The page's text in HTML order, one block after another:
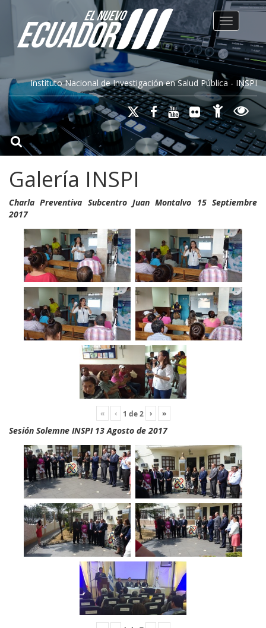
Instituto Nacional de Investigación en Salud Pública - INSPI
Toggle
Galería INSPI
Charla Preventiva Subcentro Juan Montalvo 15 Septiembre
2017
« ‹ 1 de2 › »
Sesión Solemne INSPI 13 Agosto de 2017